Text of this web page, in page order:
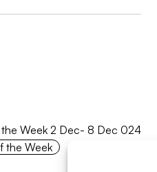
Week 2 Dec- 8 Dec 024
the Week